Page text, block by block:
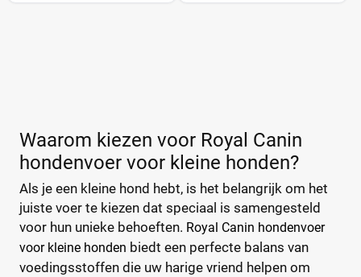
Waarom kiezen voor Royal Canin
hondenvoer voor kleine honden?
Als je een kleine hond hebt, is het belangrijk om het
juiste voer te kiezen dat speciaal is samengesteld
voor hun unieke behoeften. Royal Canin hondenvoer
voor kleine honden biedt een perfecte balans van
voedingsstoffen die uw harige vriend helpen om